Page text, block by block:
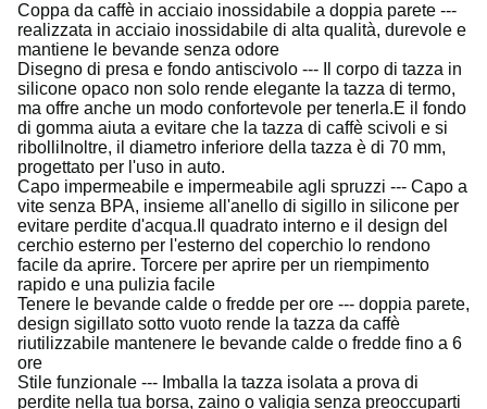
Coppa da caffè in acciaio inossidabile a doppia parete ---
realizzata in acciaio inossidabile di alta qualità, durevole e
mantiene le bevande senza odore
Disegno di presa e fondo antiscivolo --- Il corpo di tazza in
silicone opaco non solo rende elegante la tazza di termo,
ma offre anche un modo confortevole per tenerla.E il fondo
di gomma aiuta a evitare che la tazza di caffè scivoli e si
ribolliInoltre, il diametro inferiore della tazza è di 70 mm,
progettato per l'uso in auto.
Capo impermeabile e impermeabile agli spruzzi --- Capo a
vite senza BPA, insieme all'anello di sigillo in silicone per
evitare perdite d'acqua.Il quadrato interno e il design del
cerchio esterno per l'esterno del coperchio lo rendono
facile da aprire. Torcere per aprire per un riempimento
rapido e una pulizia facile
Tenere le bevande calde o fredde per ore --- doppia parete,
design sigillato sotto vuoto rende la tazza da caffè
riutilizzabile mantenere le bevande calde o fredde fino a 6
ore
Stile funzionale --- Imballa la tazza isolata a prova di
perdite nella tua borsa, zaino o valigia senza preoccuparti